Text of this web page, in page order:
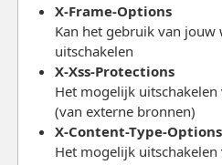
X-Frame-Options
Kan het gebruik van
uitschakelen
X-Xss-Protections
Het mogelijk
(van externe bronnen)
X-Content-Type-Options
Het mogelijk